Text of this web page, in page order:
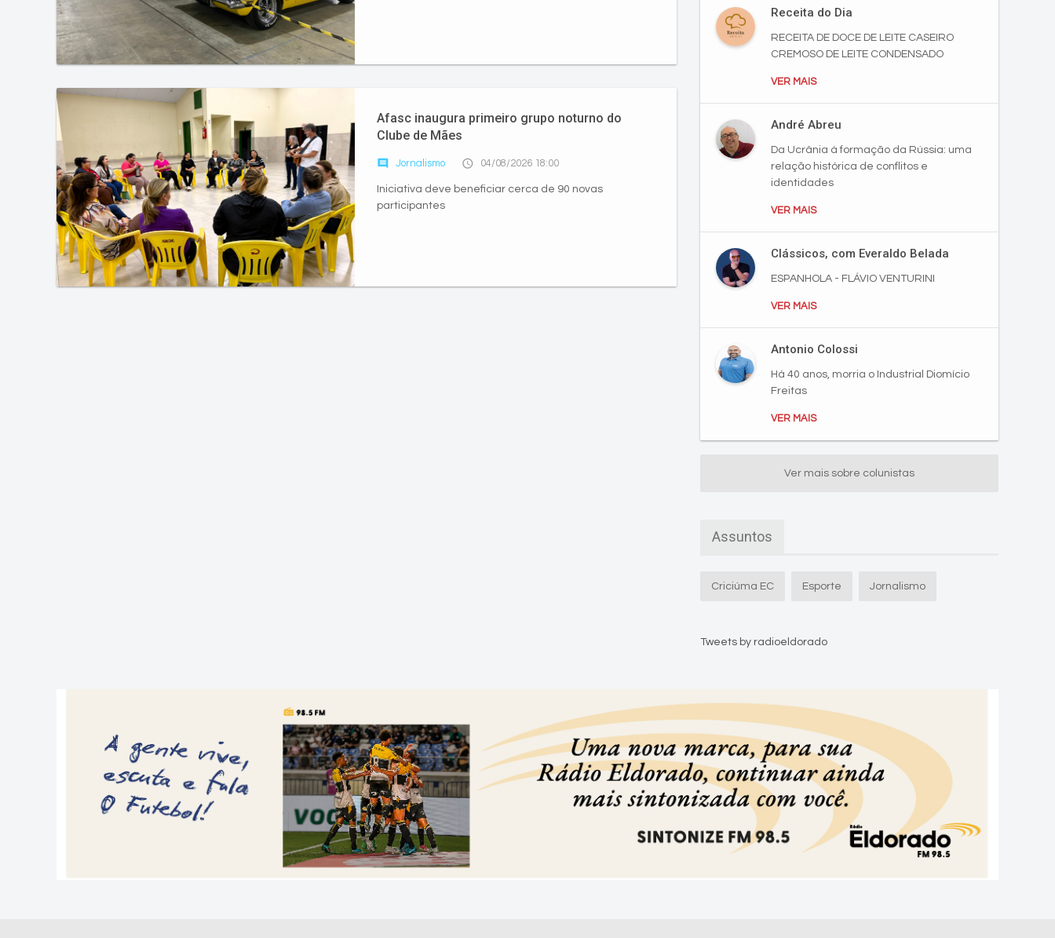
Afasc inaugura primeiro grupo noturno do
Clube de Mães
comment Jornalismo access_time 04/08/2026 18:00
Iniciativa deve beneficiar cerca de 90 novas
participantes
Receita do Dia
RECEITA DE DOCE DE LEITE CASEIRO
CREMOSO DE LEITE CONDENSADO
VER MAIS
André Abreu
Da Ucrânia à formação da Rússia: uma
relação histórica de conflitos e
identidades
VER MAIS
Clássicos, com Everaldo Belada
ESPANHOLA - FLÁVIO VENTURINI
VER MAIS
Antonio Colossi
Há 40 anos, morria o Industrial Diomício
Freitas
VER MAIS
Ver mais sobre colunistas
Assuntos
Criciúma EC Esporte Jornalismo
Tweets by radioeldorado